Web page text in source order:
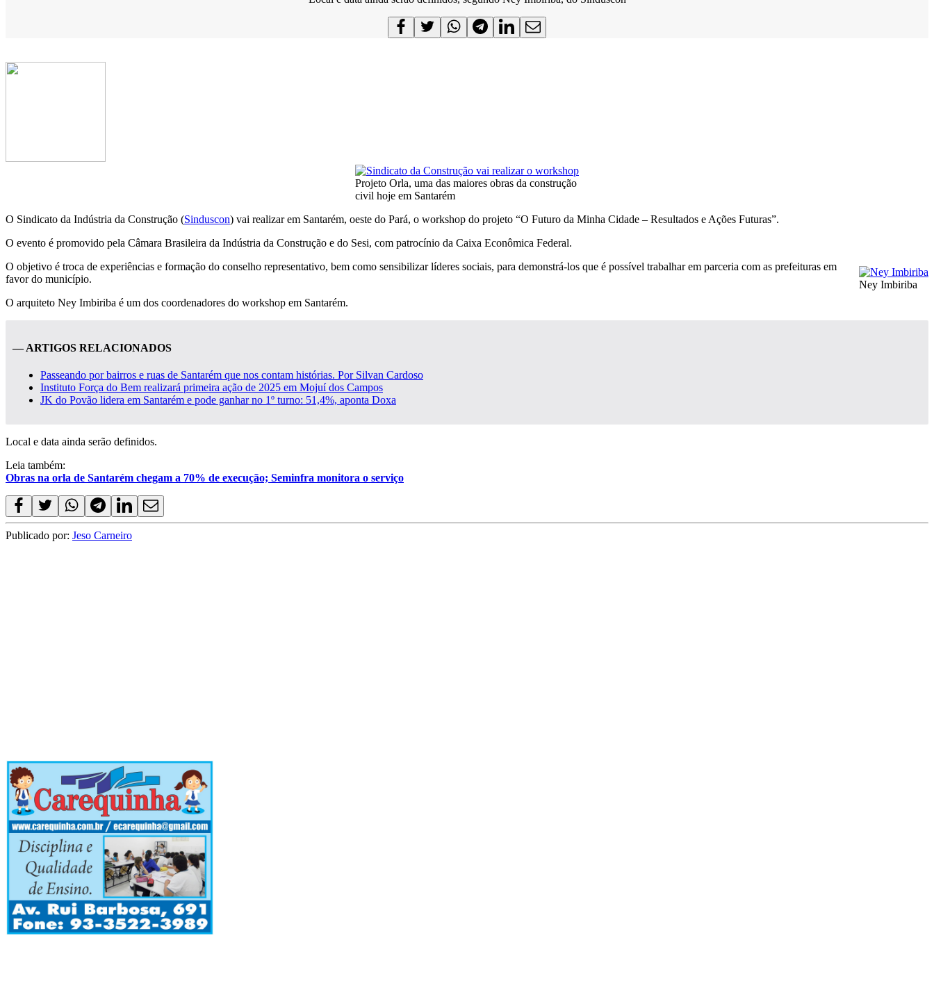
Projeto Orla, uma das maiores obras da construção
civil hoje em Santarém
O Sindicato da Indústria da Construção (Sinduscon) vai realizar em Santarém, oeste do Pará, o workshop do projeto “O Futuro da Minha Cidade – Resultados e Ações Futuras”.
O evento é promovido pela Câmara Brasileira da Indústria da Construção e do Sesi, com patrocínio da Caixa Econômica Federal.
Ney Imbiriba
O objetivo é troca de experiências e formação do conselho representativo, bem como sensibilizar líderes sociais, para demonstrá-los que é possível trabalhar em parceria com as prefeituras em
favor do município.
O arquiteto Ney Imbiriba é um dos coordenadores do workshop em Santarém.
— ARTIGOS RELACIONADOS
Passeando por bairros e ruas de Santarém que nos contam histórias. Por Silvan Cardoso
Instituto Força do Bem realizará primeira ação de 2025 em Mojuí dos Campos
JK do Povão lidera em Santarém e pode ganhar no 1º turno: 51,4%, aponta Doxa
Local e data ainda serão definidos.
Leia também:
Obras na orla de Santarém chegam a 70% de execução; Seminfra monitora o serviço
Publicado por: Jeso Carneiro